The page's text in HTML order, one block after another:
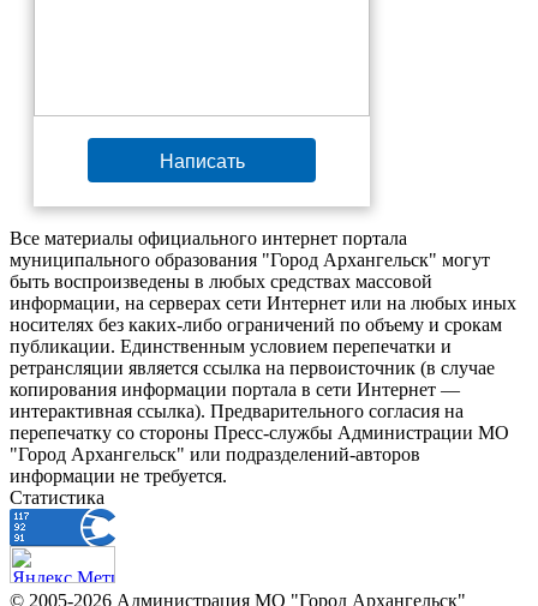
Написать
Все материалы официального интернет портала
муниципального образования "Город Архангельск" могут
быть воспроизведены в любых средствах массовой
информации, на серверах сети Интернет или на любых иных
носителях без каких-либо ограничений по объему и срокам
публикации. Единственным условием перепечатки и
ретрансляции является ссылка на первоисточник (в случае
копирования информации портала в сети Интернет —
интерактивная ссылка). Предварительного согласия на
перепечатку со стороны Пресс-службы Администрации МО
"Город Архангельск" или подразделений-авторов
информации не требуется.
Статистика
© 2005-2026 Администрация МО "Город Архангельск"